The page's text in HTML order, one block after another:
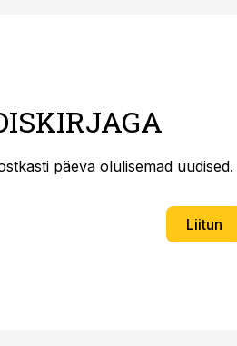
päeva olulisemad uudised.
Liitun